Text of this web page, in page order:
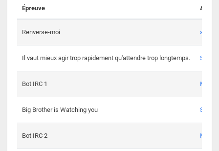
Épreuve Auteur
Renverse-moi s3th
Il vaut mieux agir trop rapidement qu'attendre trop longtemps. Spl3en
Bot IRC 1
Big Brother is Watching you
Bot IRC 2